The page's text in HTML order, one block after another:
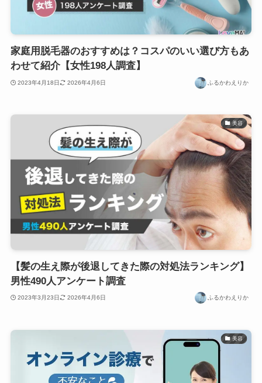
家庭用脱毛器のおすすめは？コスパのいい選び方もあ
わせて紹介【女性198人調査】
2023年4月18日 2026年4月6日 ふるかわえりか
美容
【髪の生え際が後退してきた際の対処法ランキング】
男性490人アンケート調査
2023年3月23日 2026年4月6日 ふるかわえりか
美容